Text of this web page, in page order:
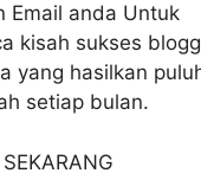
Email anda Untuk
kisah sukses
yang hasilkan
setiap bulan.